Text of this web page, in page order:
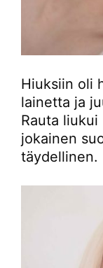
Hiuksiin oli
lainetta ja
Rauta
jokainen
täydellinen.